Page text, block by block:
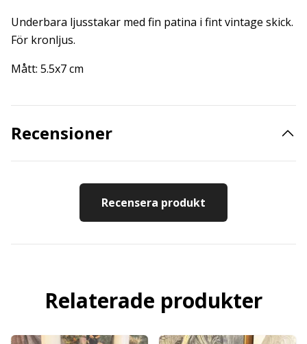
Underbara ljusstakar med fin patina i fint vintage skick.
För kronljus.
Mått: 5.5x7 cm
Recensioner
Recensera produkt
Relaterade produkter